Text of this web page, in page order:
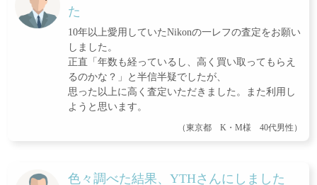
た
10年以上愛用していたNikonの一レフの査定をお願い
しました。
正直「年数も経っているし、高く買い取ってもらえ
るのかな？」と半信半疑でしたが、
思った以上に高く査定いただきました。また利用し
ようと思います。
（東京都 K・M様 40代男性）
色々調べた結果、YTHさんにしました